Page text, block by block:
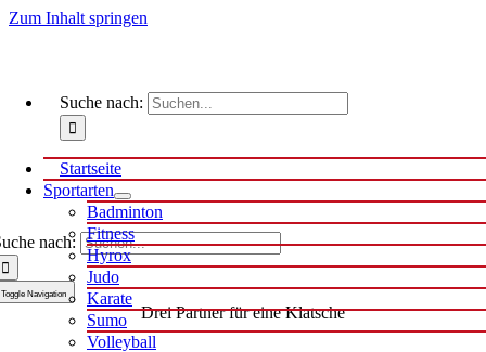
Zum Inhalt springen
nach:
Toggle Navigation
Startseite
Sportarten
Badminton
Fitness
Hyrox
Judo
Karate
Sumo
Volleyball
Suche nach:
Drei Partner für eine Klatsche